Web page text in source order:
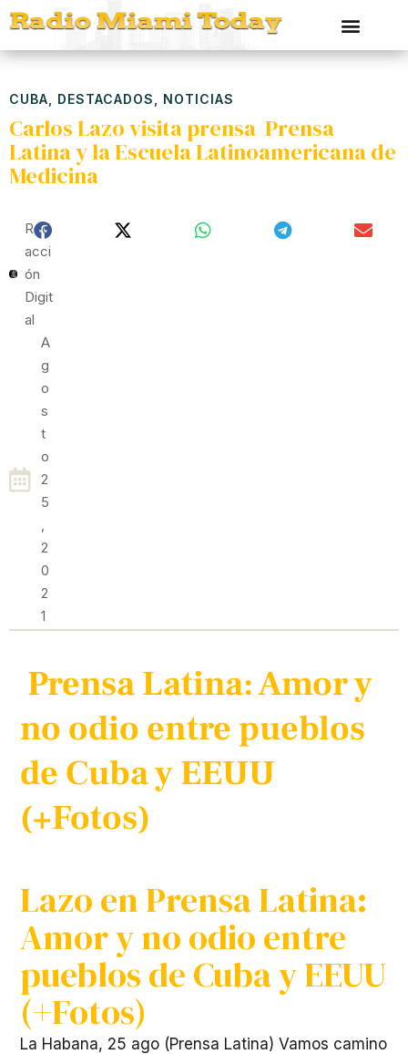
CUBA DESTACADOS NOTICIAS
Carlos Lazo visita prensa Prensa
Latina y la Escuela Latinoamericana de
Medicina
Red
Acci
Ón
Digit
Al
A
G
O
S
T
O
2
5
,
2
0
2
1
Prensa Latina: Amor y
no odio entre pueblos
de Cuba y EEUU
(+Fotos)
Lazo en Prensa Latina:
Amor y no odio entre
pueblos de Cuba y EEUU
(+Fotos)
La Habana, 25 ago (Prensa Latina) Vamos camino